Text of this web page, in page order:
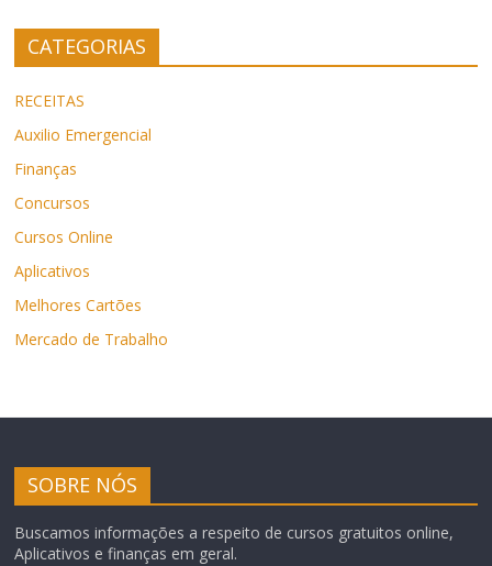
CATEGORIAS
RECEITAS
Auxilio Emergencial
Finanças
Concursos
Cursos Online
Aplicativos
Melhores Cartões
Mercado de Trabalho
SOBRE NÓS
Buscamos informações a respeito de cursos gratuitos online,
Aplicativos e finanças em geral.